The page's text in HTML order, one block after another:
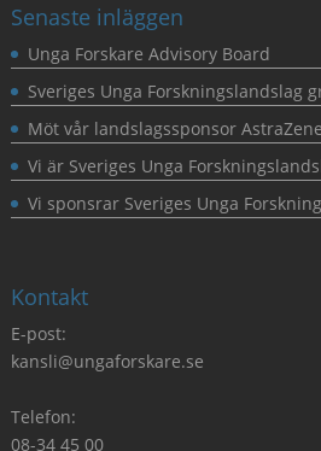
Senaste inläggen
Unga Forskare Advisory Board
Sveriges Unga Forskningslandslag
Möt vår landslagssponsor
Vi är Sveriges Unga
Vi sponsrar Sveriges Unga
Kontakt
E-post:
kansli@ungaforskare.se
Telefon:
08-34 45 00